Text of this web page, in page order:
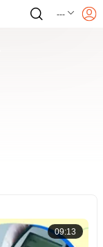
---
09:13